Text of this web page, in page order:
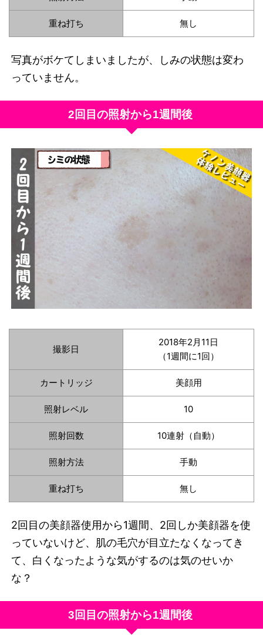
重ね打ち 無し
写真がボケてしまいましたが、しみの状態は変わ
っていません。
2回目の照射から1週間後
撮影日
2018年2月11日
（1週間に1回）
カートリッジ 美顔用
照射レベル 10
照射回数 10連射（自動）
照射方法 手動
重ね打ち 無し
2回目の美顔器使用から1週間、2回しか美顔器を使
っていないけど、肌の毛穴が目立たなくなってき
て、白くなったような気がするのは気のせいか
な？
3回目の照射から1週間後